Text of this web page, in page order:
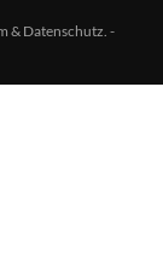
& Datenschutz. -